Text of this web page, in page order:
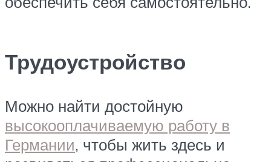
Трудоустройство
Можно найти достойную
высокооплачиваемую работу в
Германии, чтобы жить здесь и